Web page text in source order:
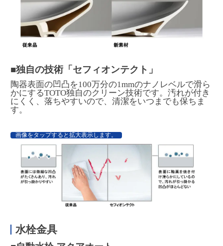
■独自の技術「セフィオンテクト」
陶器表面の凹凸を100万分の1mmのナノレベルで滑ら
かにするTOTO独自のクリーン技術です。汚れが付き
にくく、落ちやすいので、清潔をいつまでも保ちま
す。
画像をタップすると拡大表示します。
水栓金具